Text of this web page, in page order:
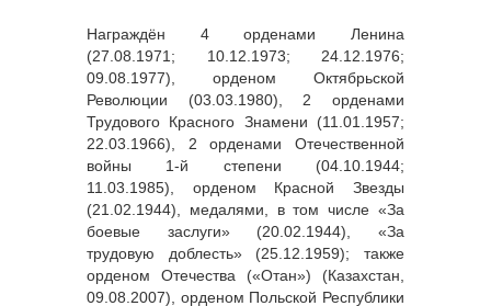
Награждён 4 орденами Ленина
(27.08.1971; 10.12.1973; 24.12.1976;
09.08.1977), орденом Октябрьской
Революции (03.03.1980), 2 орденами
Трудового Красного Знамени (11.01.1957;
22.03.1966), 2 орденами Отечественной
войны 1-й степени (04.10.1944;
11.03.1985), орденом Красной Звезды
(21.02.1944), медалями, в том числе «За
боевые заслуги» (20.02.1944), «За
трудовую доблесть» (25.12.1959); также
орденом Отечества («Отан») (Казахстан,
09.08.2007), орденом Польской Республики